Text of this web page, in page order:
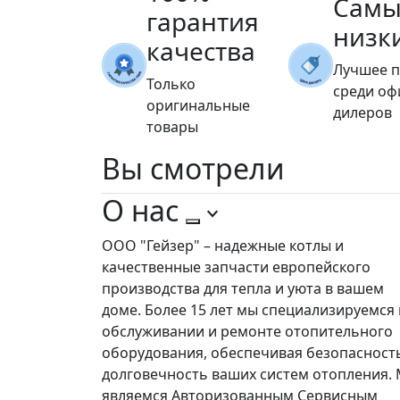
гарантия
качества
Только
оригинальные
товары
Лучшее
среди
дилеров
Вы смотрели
О нас
ООО "Гейзер" – надежные котлы и
качественные запчасти европейского
производства для тепла и уюта в вашем
доме. Более 15 лет мы специализируемся
обслуживании и ремонте отопительного
оборудования, обеспечивая
долговечность ваших систем
являемся Авторизованным Сервисным